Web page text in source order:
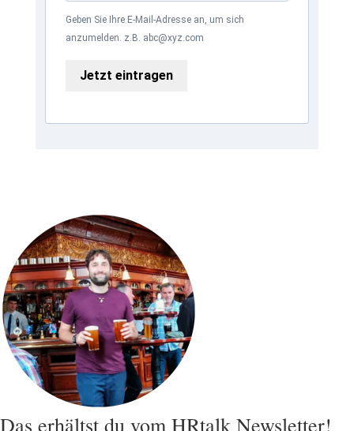
Geben Sie Ihre E-Mail-Adresse an, um sich
anzumelden. z.B. abc@xyz.com
Jetzt eintragen
Das erhältst du vom HRtalk Newsletter!